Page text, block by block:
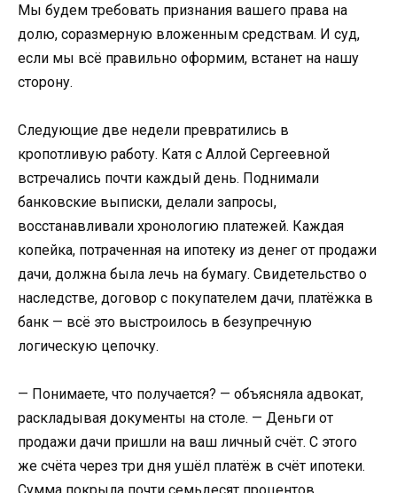
Мы будем требовать признания вашего права на
долю, соразмерную вложенным средствам. И суд,
если мы всё правильно оформим, встанет на нашу
сторону.
Следующие две недели превратились в
кропотливую работу. Катя с Аллой Сергеевной
встречались почти каждый день. Поднимали
банковские выписки, делали запросы,
восстанавливали хронологию платежей. Каждая
копейка, потраченная на ипотеку из денег от продажи
дачи, должна была лечь на бумагу. Свидетельство о
наследстве, договор с покупателем дачи, платёжка в
банк — всё это выстроилось в безупречную
логическую цепочку.
— Понимаете, что получается? — объясняла адвокат,
раскладывая документы на столе. — Деньги от
продажи дачи пришли на ваш личный счёт. С этого
же счёта через три дня ушёл платёж в счёт ипотеки.